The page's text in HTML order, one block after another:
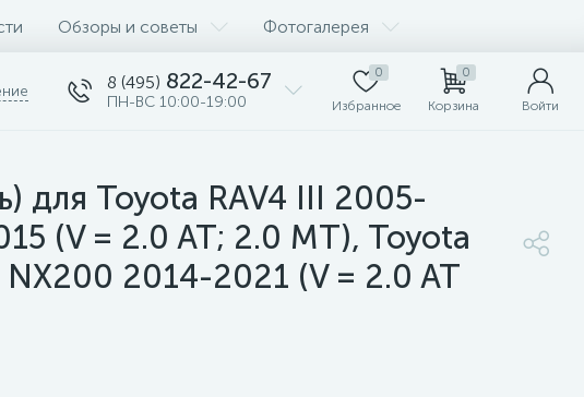
Обзоры и советы Фотогалерея
8 (495) 822-42-67
ПН-ВС 10:00-19:00
0
Избранное
0
Корзина Войти
для Toyota RAV4 III 2005-
(V = 2.0 AT; 2.0 MT), Toyota
2014-2021 (V = 2.0 AT